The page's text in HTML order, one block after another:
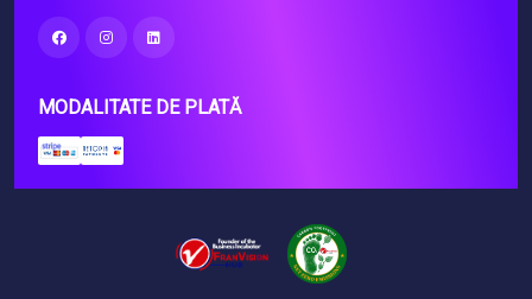
MODALITATE DE PLATĂ